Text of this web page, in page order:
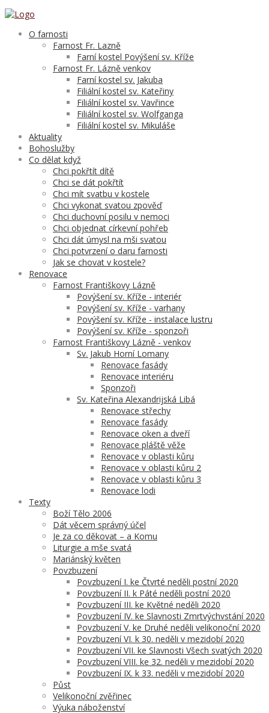
O farnosti
Farnost Fr. Lazně
Farní kostel Povýšení sv. Kříže
Farnost Fr. Lázně venkov
Farní kostel sv. Jakuba
Filiální kostel sv. Kateřiny
Filiální kostel sv. Vavřince
Filiální kostel sv. Wolfganga
Filiální kostel sv. Mikuláše
Aktuality
Bohoslužby
Co dělat když
Chci pokřtít dítě
Chci se dát pokřtít
Chci mít svatbu v kostele
Chci vykonat svatou zpověď
Chci duchovní posilu v nemoci
Chci objednat církevní pohřeb
Chci dát úmysl na mši svatou
Chci potvrzení o daru farnosti
Jak se chovat v kostele?
Renovace
Farnost Františkovy Lázně
Povýšení sv. Kříže - interiér
Povýšení sv. Kříže - varhany
Povýšení sv. Kříže - instalace lustru
Povýšení sv. Kříže - sponzoři
Farnost Františkovy Lázně - venkov
Sv. Jakub Horní Lomany
Renovace fasády
Renovace interiéru
Sponzoři
Sv. Kateřina Alexandrijská Libá
Renovace střechy
Renovace fasády
Renovace oken a dveří
Renovace pláště věže
Renovace v oblasti kůru
Renovace v oblasti kůru 2
Renovace v oblasti kůru 3
Renovace lodi
Texty
Boží Tělo 2006
Dát věcem správný účel
Je za co děkovat – a Komu
Liturgie a mše svatá
Mariánský květen
Povzbuzení
Povzbuzení I. ke Čtvrté neděli postní 2020
Povzbuzení II. k Páté neděli postní 2020
Povzbuzení III. ke Květné neděli 2020
Povzbuzení IV. ke Slavnosti Zmrtvýchvstání 2020
Povzbuzení V. ke Druhé neděli velikonoční 2020
Povzbuzení VI. k 30. neděli v mezidobí 2020
Povzbuzení VII. ke Slavnosti Všech svatých 2020
Povzbuzení VIII. ke 32. neděli v mezidobí 2020
Povzbuzení IX. k 33. neděli v mezidobí 2020
Půst
Velikonoční zvěřinec
Výuka náboženství